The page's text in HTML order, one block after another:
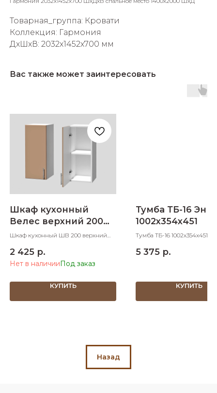
Товарная_группа: Кровати
Коллекция: Гармония
ДxШxВ: 2032x1452x700 мм
Вас также может заинтересовать
Шкаф кухонный
Велес верхний 200
мм
Шкаф кухонный ШВ 200 верхний
2 425 р.
Нет в наличии
КУПИТЬ
Тумба ТБ-16
1002х354х451
Тумба ТБ-16 1002х354х451
5 375 р.
КУПИТЬ
Назад